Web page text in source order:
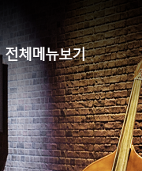
전체메뉴보기